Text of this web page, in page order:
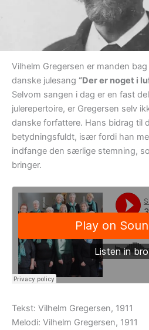
Vilhelm Gregersen er manden
danske julesang “Der er noget i
Selvom sangen i dag er en fast
julerepertoire, er Gregersen selv
danske forfattere. Hans bidrag til
betydningsfuldt, især fordi han
indfange den særlige stemning,
bringer.
Tekst: Vilhelm Gregersen, 1911
Melodi: Vilhelm Gregersen, 1911